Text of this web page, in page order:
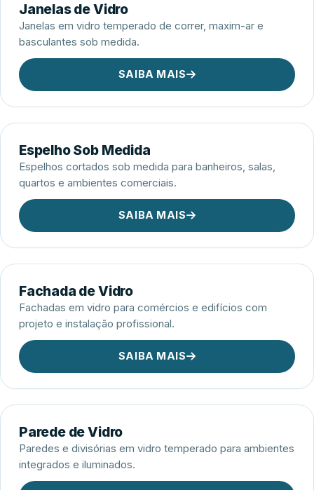
Janelas de Vidro
Janelas em vidro temperado de correr, maxim-ar e
basculantes sob medida.
SAIBA MAIS
Espelho Sob Medida
Espelhos cortados sob medida para banheiros, salas,
quartos e ambientes comerciais.
SAIBA MAIS
Fachada de Vidro
Fachadas em vidro para comércios e edifícios com
projeto e instalação profissional.
SAIBA MAIS
Parede de Vidro
Paredes e divisórias em vidro temperado para ambientes
integrados e iluminados.